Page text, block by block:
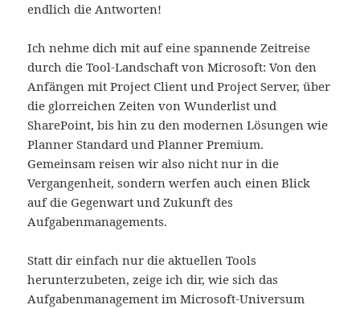
endlich die Antworten!
Ich nehme dich mit auf eine spannende Zeitreise
durch die Tool-Landschaft von Microsoft: Von den
Anfängen mit Project Client und Project Server, über
die glorreichen Zeiten von Wunderlist und
SharePoint, bis hin zu den modernen Lösungen wie
Planner Standard und Planner Premium.
Gemeinsam reisen wir also nicht nur in die
Vergangenheit, sondern werfen auch einen Blick
auf die Gegenwart und Zukunft des
Aufgabenmanagements.
Statt dir einfach nur die aktuellen Tools
herunterzubeten, zeige ich dir, wie sich das
Aufgabenmanagement im Microsoft-Universum